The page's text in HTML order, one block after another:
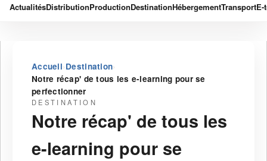
ActualitésDistributionProductionDestinationHébergementTransport
Accueil›Destination›
Notre récap' de tous les e-learning pour se
perfectionner
DESTINATION
Notre récap' de tous les
e-learning pour se